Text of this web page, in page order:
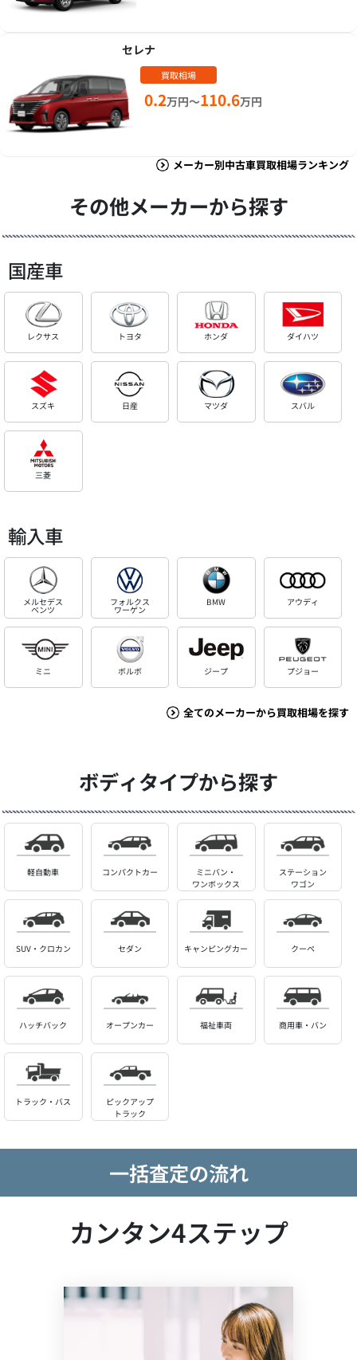
セレナ
買取相場
0.2万円～110.6万円
メーカー別中古車買取相場ランキング
その他メーカーから探す
国産車
レクサス トヨタ ホンダ ダイハツ
スズキ 日産 マツダ スバル
三菱
輸入車
メルセデス
ベンツ
フォルクス
ワーゲン
BMW アウディ
ミニ ボルボ ジープ プジョー
全てのメーカーから買取相場を探す
ボディタイプから探す
軽自動車 コンパクトカー
ミニバン・
ワンボックス
ステーション
ワゴン
SUV・クロカン セダン キャンピングカー クーペ
ハッチバック オープンカー 福祉車両 商用車・バン
トラック・バス
ピックアップ
トラック
一括査定の流れ
カンタン4ステップ